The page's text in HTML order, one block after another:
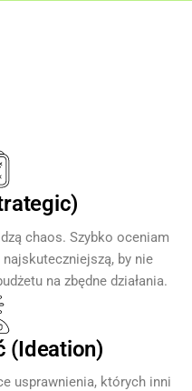
chaos. Szybko oceniam
by nie
na zbędne działania.
(Ideation)
usprawnienia, których inni